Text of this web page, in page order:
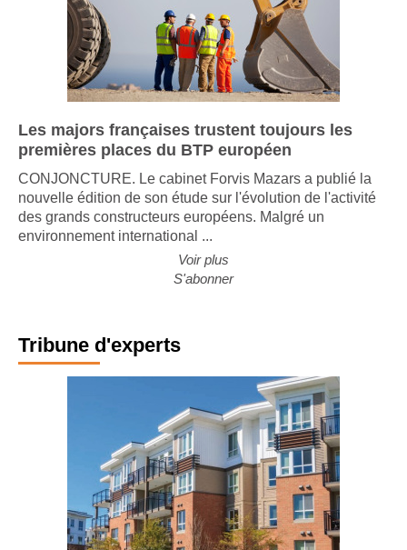
Les majors françaises trustent toujours les
premières places du BTP européen
CONJONCTURE. Le cabinet Forvis Mazars a publié la
nouvelle édition de son étude sur l'évolution de l'activité
des grands constructeurs européens. Malgré un
environnement international ...
Voir plus
S'abonner
Tribune d'experts